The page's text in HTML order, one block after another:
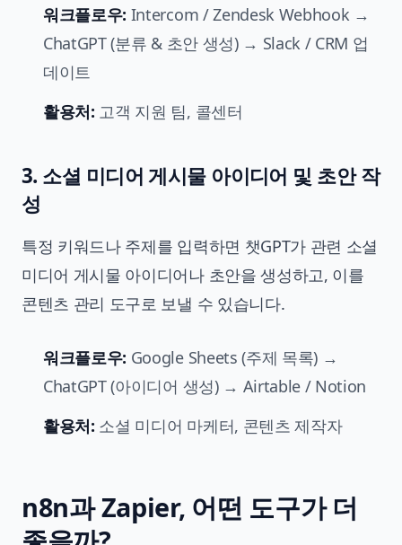
워크플로우: Intercom / Zendesk Webhook →
ChatGPT (분류 & 초안 생성) → Slack / CRM 업
데이트
활용처: 고객 지원 팀, 콜센터
3. 소셜 미디어 게시물 아이디어 및 초안 작
성
특정 키워드나 주제를 입력하면 챗GPT가 관련 소셜
미디어 게시물 아이디어나 초안을 생성하고, 이를
콘텐츠 관리 도구로 보낼 수 있습니다.
워크플로우: Google Sheets (주제 목록) →
ChatGPT (아이디어 생성) → Airtable / Notion
활용처: 소셜 미디어 마케터, 콘텐츠 제작자
n8n과 Zapier, 어떤 도구가 더